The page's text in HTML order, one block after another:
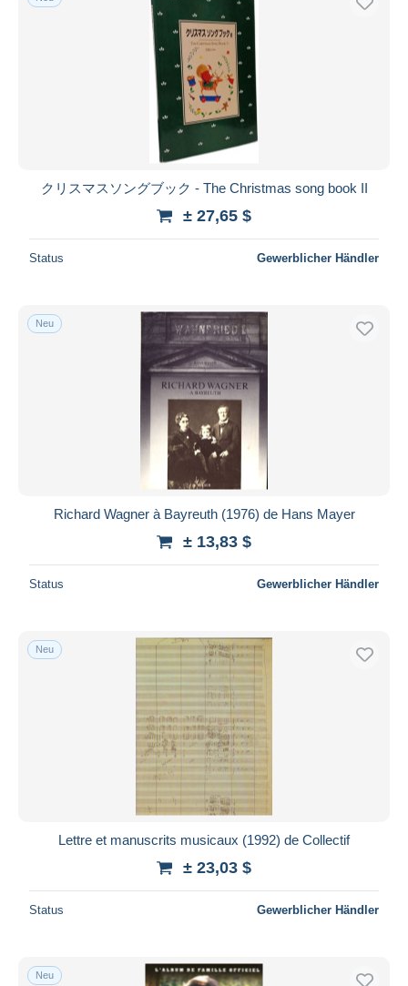
クリスマスソングブック - The Christmas song book II
± 27,65 $
Status Gewerblicher Händler
Neu
Richard Wagner à Bayreuth (1976) de Hans Mayer
± 13,83 $
Status Gewerblicher Händler
Neu
Lettre et manuscrits musicaux (1992) de Collectif
± 23,03 $
Status Gewerblicher Händler
Neu